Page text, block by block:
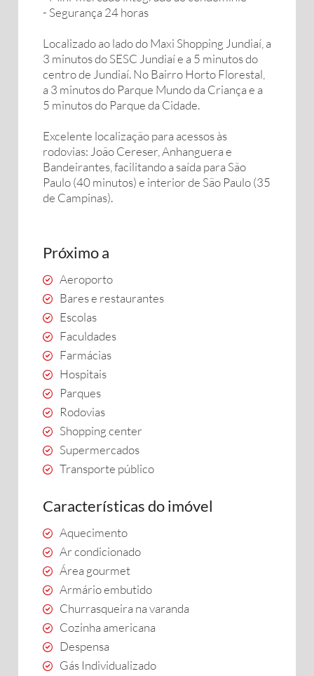
- Segurança 24 horas
Localizado ao lado do Maxi Shopping Jundiaí, a
3 minutos do SESC Jundiaí e a 5 minutos do
centro de Jundiaí. No Bairro Horto Florestal,
a 3 minutos do Parque Mundo da Criança e a
5 minutos do Parque da Cidade.
Excelente localização para acessos às
rodovias: João Cereser, Anhanguera e
Bandeirantes, facilitando a saída para São
Paulo (40 minutos) e interior de São Paulo (35
de Campinas).
Próximo a
Aeroporto
Bares e restaurantes
Escolas
Faculdades
Farmácias
Hospitais
Parques
Rodovias
Shopping center
Supermercados
Transporte público
Características do imóvel
Aquecimento
Ar condicionado
Área gourmet
Armário embutido
Churrasqueira na varanda
Cozinha americana
Despensa
Gás Individualizado